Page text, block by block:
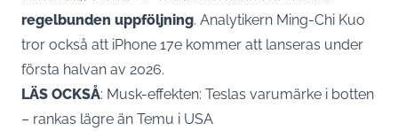
regelbunden uppföljning. Analytikern Ming-Chi Kuo
tror också att iPhone 17e kommer att lanseras under
första halvan av 2026.
LÄS OCKSÅ: Musk-effekten: Teslas varumärke i botten
– rankas lägre än Temu i USA